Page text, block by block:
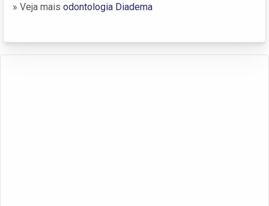
» Veja mais odontologia Diadema